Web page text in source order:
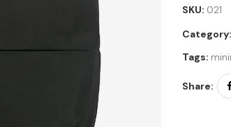
SKU: 021
Category:
Tags:
Share: